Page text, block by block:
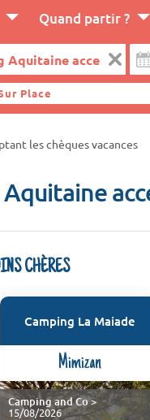
Quand partir ?
Place
les chèques vacances
CHÈRES
Camping La Maiade
Mimizan
Camping and Co>
15/08/2026